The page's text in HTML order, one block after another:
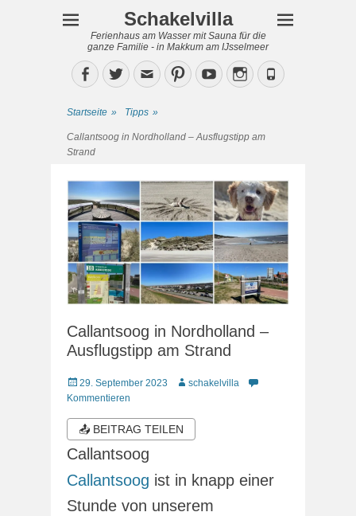
Schakelvilla
Ferienhaus am Wasser mit Sauna für die
ganze Familie - in Makkum am IJsselmeer
Facebook
TwitterEmailPinterestYouTubeInstagram
Phone
Startseite » Tipps »
Callantsoog in Nordholland – Ausflugstipp am
Strand
Callantsoog in Nordholland –
Ausflugstipp am Strand
Veröffentlicht
am
29. September 2023 Autorschakelvilla
Kommentieren
📤 BEITRAG TEILEN
Callantsoog
Callantsoog ist in knapp einer
Stunde von unserem